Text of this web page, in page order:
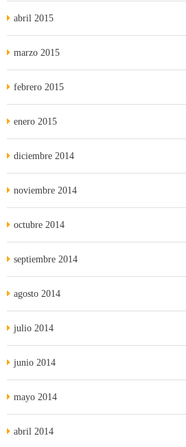
abril 2015
marzo 2015
febrero 2015
enero 2015
diciembre 2014
noviembre 2014
octubre 2014
septiembre 2014
agosto 2014
julio 2014
junio 2014
mayo 2014
abril 2014